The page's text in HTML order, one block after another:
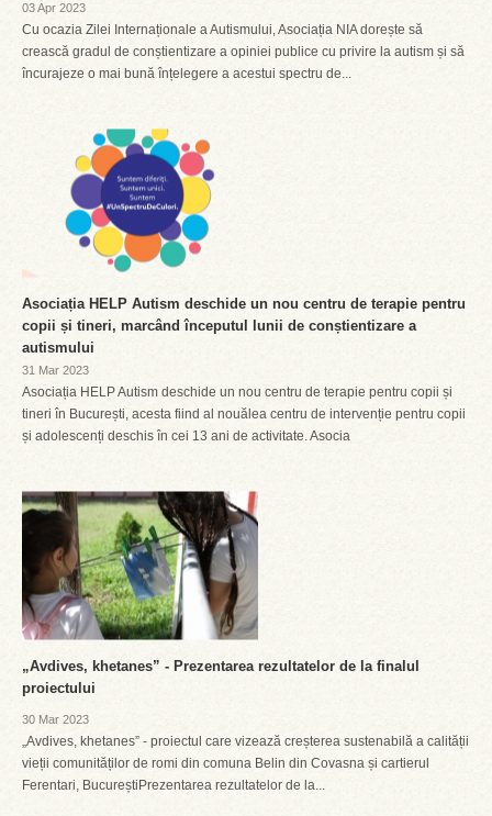
03 Apr 2023
Cu ocazia Zilei Internaționale a Autismului, Asociația NIA dorește să
crească gradul de conștientizare a opiniei publice cu privire la autism și să
încurajeze o mai bună înțelegere a acestui spectru de...
Asociația HELP Autism deschide un nou centru de terapie pentru
copii și tineri, marcând începutul lunii de conștientizare a
autismului
31 Mar 2023
Asociația HELP Autism deschide un nou centru de terapie pentru copii și
tineri în București, acesta fiind al nouălea centru de intervenție pentru copii
și adolescenți deschis în cei 13 ani de activitate. Asocia
„Avdives, khetanes” - Prezentarea rezultatelor de la finalul
proiectului
30 Mar 2023
„Avdives, khetanes” - proiectul care vizează creșterea sustenabilă a calității
vieții comunităților de romi din comuna Belin din Covasna și cartierul
Ferentari, BucureștiPrezentarea rezultatelor de la...